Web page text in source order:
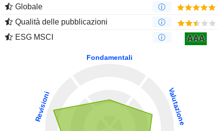
Globale
Qualità delle pubblicazioni
ESG MSCI
AAA